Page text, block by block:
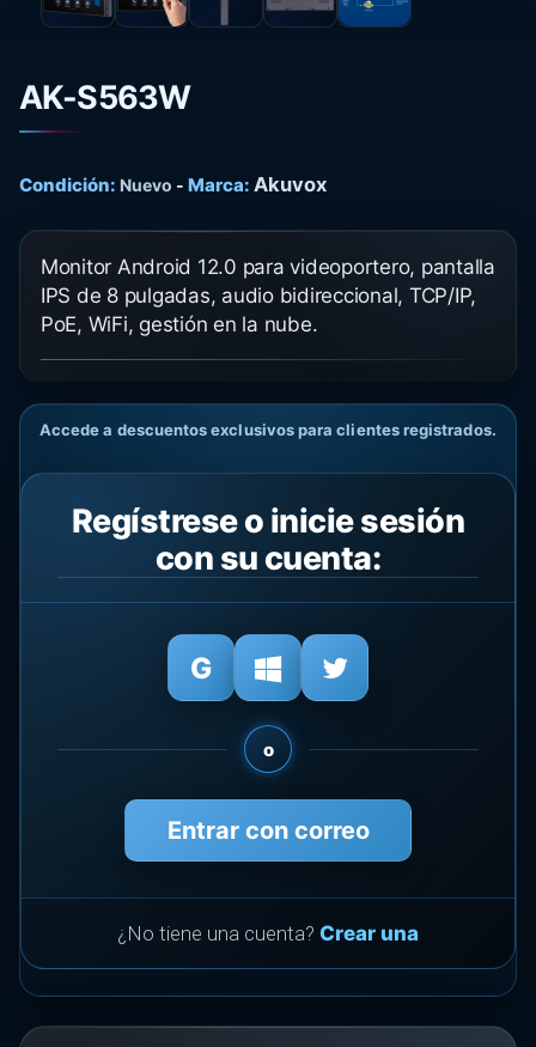
AK-S563W
Condición: Nuevo - Marca: Akuvox
Monitor Android 12.0 para videoportero, pantalla
IPS de 8 pulgadas, audio bidireccional, TCP/IP,
PoE, WiFi, gestión en la nube.
Accede a descuentos exclusivos para clientes registrados.
Regístrese o inicie sesión
con su cuenta:
o
Entrar con correo
¿No tiene una cuenta? Crear una